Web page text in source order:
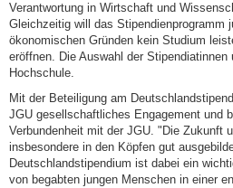
Verantwortung in Wirtschaft und
Gleichzeitig will das Stipendienprogramm
ökonomischen Gründen kein Studium
eröffnen. Die Auswahl der
Hochschule.
Mit der Beteiligung am
JGU gesellschaftliches Engagement und
Verbundenheit mit der JGU. "Die Zukunft
insbesondere in den Köpfen gut
Deutschlandstipendium ist dabei ein
von begabten jungen Menschen in einer